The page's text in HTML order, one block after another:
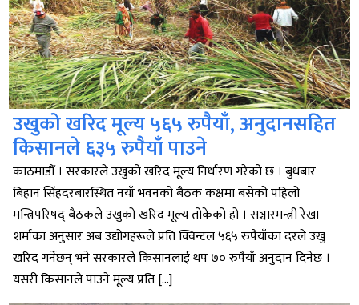
उखुको खरिद मूल्य ५६५ रुपैयाँ, अनुदानसहित
किसानले ६३५ रुपैयाँ पाउने
काठमाडौँ । सरकारले उखुको खरिद मूल्य निर्धारण गरेको छ । बुधबार
बिहान सिंहदरबारस्थित नयाँ भवनको बैठक कक्षमा बसेको पहिलो
मन्त्रिपरिषद् बैठकले उखुको खरिद मूल्य तोकेको हो । सञ्चारमन्त्री रेखा
शर्माका अनुसार अब उद्योगहरूले प्रति क्विन्टल ५६५ रुपैयाँका दरले उखु
खरिद गर्नेछन् भने सरकारले किसानलाई थप ७० रुपैयाँ अनुदान दिनेछ ।
यसरी किसानले पाउने मूल्य प्रति […]